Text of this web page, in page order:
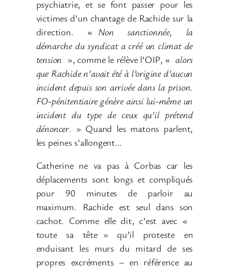
psychiatrie, et se font passer pour les
victimes d’un chantage de Rachide sur la
direction. « Non sanctionnée, la
démarche du syndicat a créé un climat de
tension », comme le rélève l’OIP, « alors
que Rachide n’avait été à l’origine d’aucun
incident depuis son arrivée dans la prison.
FO-pénitentiaire génère ainsi lui-même un
incident du type de ceux qu’il prétend
dénoncer. » Quand les matons parlent,
les peines s’allongent…
Catherine ne va pas à Corbas car les
déplacements sont longs et compliqués
pour 90 minutes de parloir au
maximum. Rachide est seul dans son
cachot. Comme elle dit, c’est avec «
toute sa tête » qu’il proteste en
enduisant les murs du mitard de ses
propres excréments – en référence au